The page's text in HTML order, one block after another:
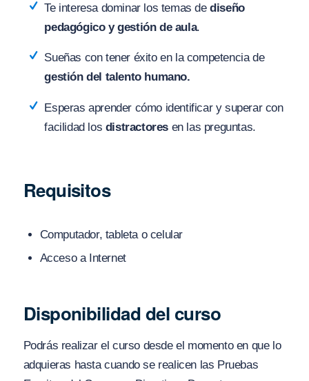
Te interesa dominar los temas dediseño
pedagógico y gestión de aula.
Sueñas con tener éxito en la competencia de
gestión del talento humano.
Esperas aprender cómo identificar y superar con
facilidad los distractores en las preguntas.
Requisitos
Computador, tableta o celular
Acceso a Internet
Disponibilidad del curso
Podrás realizar el curso desde el momento en que lo
adquieras hasta cuando se realicen las Pruebas